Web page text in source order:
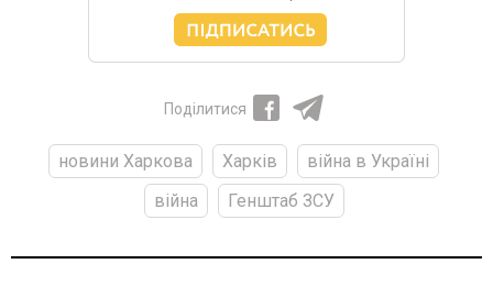
Поділитися
новини Харкова Харків
війна в Україні
війна
Генштаб ЗСУ